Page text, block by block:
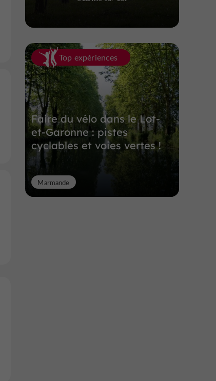
Top expériences
Faire du vélo dans le Lot-
et-Garonne : pistes
cyclables et voies vertes !
Marmande